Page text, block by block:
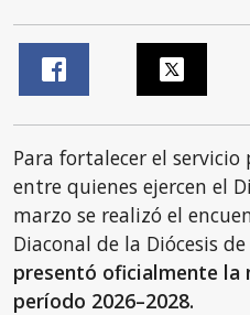
Para fortalecer el
entre quienes ejercen el
marzo se realizó el
Diaconal de la Diócesis
presentó oficialmente la
período 2026–2028.